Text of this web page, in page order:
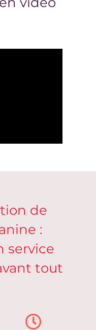
de
:
service
tout